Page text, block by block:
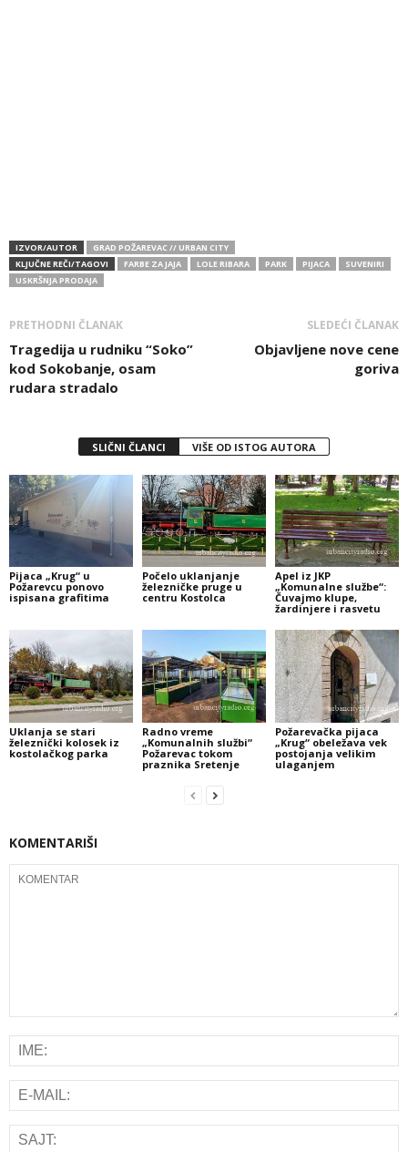
IZVOR/AUTOR
GRAD POŽAREVAC // URBAN CITY
KLJUČNE REČI/TAGOVI
FARBE ZA JAJA LOLE RIBARA PARK PIJACA
SUVENIRI
USKRŠNJA PRODAJA
PRETHODNI ČLANAK
Tragedija u rudniku “Soko”
kod Sokobanje, osam
rudara stradalo
SLEDEĆI ČLANAK
Objavljene nove cene
goriva
SLIČNI ČLANCI VIŠE OD ISTOG AUTORA
Pijaca „Krug“ u
Požarevcu ponovo
ispisana grafitima
Počelo uklanjanje
železničke pruge u
centru Kostolca
Apel iz JKP
„Komunalne službe“:
Čuvajmo klupe,
žardinjere i rasvetu
Uklanja se stari
železnički kolosek iz
kostolačkog parka
Radno vreme
„Komunalnih službi“
Požarevac tokom
praznika Sretenje
Požarevačka pijaca
„Krug“ obeležava vek
postojanja velikim
ulaganjem
KOMENTARIŠI